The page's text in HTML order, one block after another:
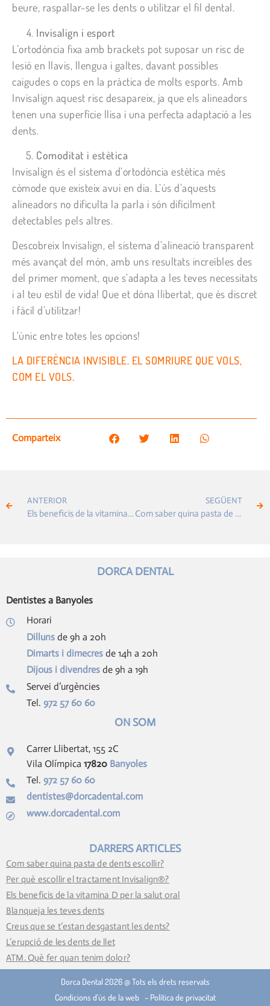
beure, raspallar-se les dents o utilitzar el fil dental.
Invisalign i esport
L’ortodòncia fixa amb brackets pot suposar un risc de
lesió en llavis, llengua i galtes, davant possibles
caigudes o cops en la pràctica de molts esports. Amb
Invisalign aquest risc desapareix, ja que els alineadors
tenen una superfície llisa i una perfecta adaptació a les
dents.
Comoditat i estètica
Invisalign és el sistema d’ortodòncia estètica més
còmode que existeix avui en dia. L’ús d’aquests
alineadors no dificulta la parla i són difícilment
detectables pels altres.
Descobreix Invisalign, el sistema d’alineació transparent
més avançat del món, amb uns resultats increïbles des
del primer moment, que s’adapta a les teves necessitats
i al teu estil de vida! Que et dóna llibertat, que és discret
i fàcil d’utilitzar!
L’únic entre totes les opcions!
LA DIFERÈNCIA INVISIBLE. EL SOMRIURE QUE VOLS,
COM EL VOLS.
Comparteix
ANTERIOR
Els beneficis de la vitamina D per la salut oral
SEGÜENT
Com saber quina pasta de dents escollir?
DORCA DENTAL
Dentistes a Banyoles
Horari
Dilluns de 9h a 20h
Dimarts i dimecres de 14h a 20h
Dijous i divendres de 9h a 19h
Servei d’urgències
Tel.972 57 60 60
ON SOM
Carrer Llibertat, 155 2C
Vila Olímpica17820 Banyoles
Tel.972 57 60 60
dentistes@dorcadental.com
www.dorcadental.com
DARRERS ARTICLES
Com saber quina pasta de dents escollir?
Per què escollir el tractament Invisalign®?
Els beneficis de la vitamina D per la salut oral
Blanqueja les teves dents
Creus que se t’estan desgastant les dents?
L’erupció de les dents de llet
ATM. Què fer quan tenim dolor?
Dorca Dental 2026 @ Tots els drets reservats
Condicions d’ús de la web – Política de privacitat